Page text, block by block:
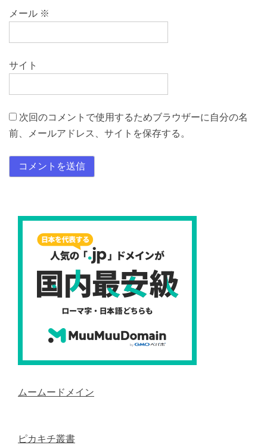
メール ※
サイト
次回のコメントで使用するためブラウザーに自分の名
前、メールアドレス、サイトを保存する。
ムームードメイン
ピカキチ叢書